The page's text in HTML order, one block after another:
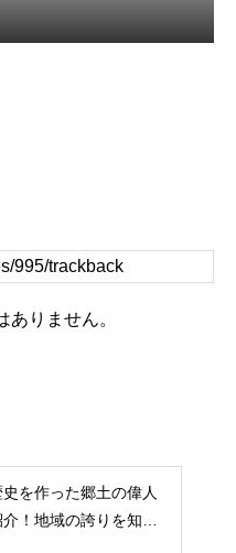
りません。
を作った郷土の偉人
！地域の誇りを知る